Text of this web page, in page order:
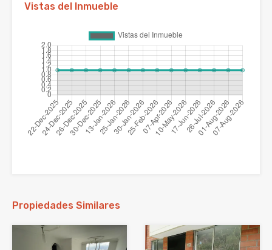
Vistas del Inmueble
Propiedades Similares